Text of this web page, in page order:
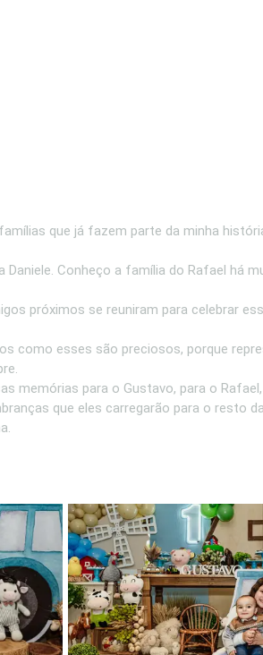
que já fazem parte da minha
Conheço a família do Rafael há
próximos se reuniram para celebrar
como esses são preciosos, porque
para o Gustavo, para o Rafael,
que eles carregarão para o resto